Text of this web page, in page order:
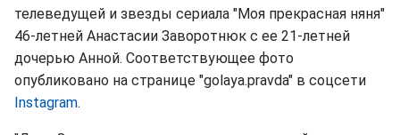
телеведущей и звезды сериала "Моя прекрасная няня"
46-летней Анастасии Заворотнюк с ее 21-летней
дочерью Анной. Соответствующее фото
опубликовано на странице "golaya.pravda" в соцсети
Instagram.